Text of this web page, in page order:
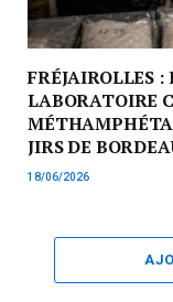
FRÉJAIROLLES
LABORATOIRE
JIRS DE
18/06/2026